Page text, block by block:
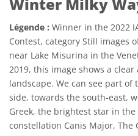
Légende : Winner in the 2022
Contest, category Still images
near Lake Misurina in the
2019, this image shows a
landscape. We can see part
side, towards the south-east,
Greek, the brightest star in
constellation Canis Major, The